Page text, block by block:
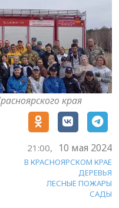
края
21:00, 10 мая 2024
В КРАСНОЯРСКОМ КРАЕ
ДЕРЕВЬЯ
ЛЕСНЫЕ ПОЖАРЫ
САДЫ